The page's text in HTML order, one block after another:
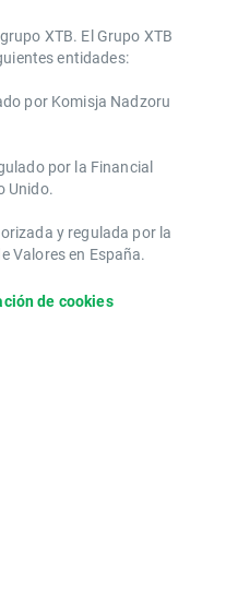
XTB. El Grupo XTB
entidades:
por Komisja Nadzoru
por la ​Financial
Unido.
y regulada por la
Valores en España.
de cookies